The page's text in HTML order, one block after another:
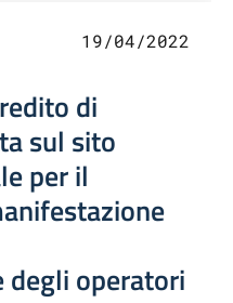
19/04/2022
di
sul sito
per il
degli operatori